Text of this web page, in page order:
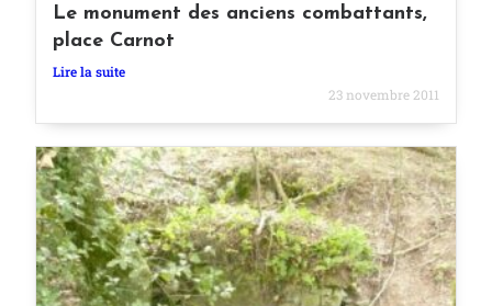
Le monument des anciens combattants,
place Carnot
Lire la suite
23 novembre 2011